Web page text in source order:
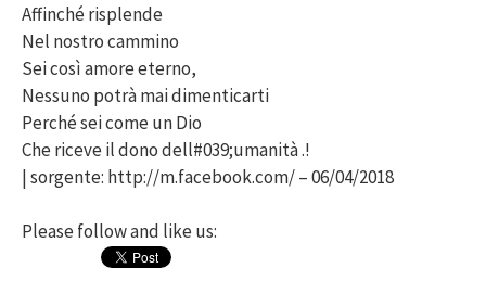
Affinché risplende
Nel nostro cammino
Sei così amore eterno,
Nessuno potrà mai dimenticarti
Perché sei come un Dio
Che riceve il dono dell#039;umanità .!
| sorgente: http://m.facebook.com/ – 06/04/2018
Please follow and like us: